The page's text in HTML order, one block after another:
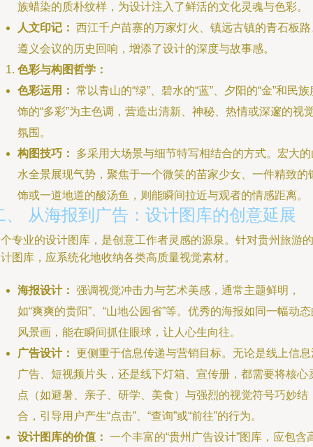
族蜡染的质朴纹样，为设计注入了鲜活的文化灵魂与色彩。
人文印记： 西江千户苗寨的万家灯火、镇远古镇的青石板路
遵义会议的历史回响，增添了设计的深度与故事感。
色彩与构图哲学：
色彩运用： 常以青山的“绿”、碧水的“蓝”、夕阳的“金”和民族
饰的“多彩”为主色调，营造出清新、神秘、热情或深邃的视
氛围。
构图技巧：
多采用大场景与细节特写相结合的方式。宏大的
水全景展现气势，聚焦于一个微笑的苗家少女、一件精致的
饰或一道地道的酸汤鱼，则能瞬间拉近与观者的情感距离。
、 从海报到广告：设计图库的创意延展
专业的设计图库，是创意工作者灵感的源泉。针对贵州旅游的
图库，应系统化地收纳各类高质量视觉素材。
海报设计： 强调视觉冲击力与艺术美感，通常主题鲜明，
如“爽爽的贵阳”、“山地公园省”等。优秀的海报如同一幅动
风景画，能在瞬间抓住眼球，让人心生向往。
广告设计： 更侧重于信息传递与营销目标。无论是线上信息
广告、短视频片头，还是线下灯箱、宣传册，都需要将核心
点（如避暑、亲子、研学、美食）与强烈的视觉符号巧妙结
合，引导用户产生“点击”、“查询”或“前往”的行为。
设计图库的价值： 一个丰富的“贵州广告设计”图库，应包含